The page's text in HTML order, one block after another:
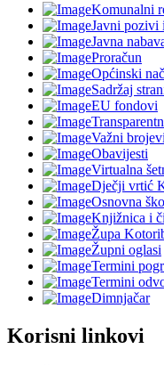
Komunalni
Javni pozivi
Javna
Proračun
Općinski
Sadržaj
EU fondovi
Važni brojevi
Obavijesti
Virtualna
Dječji vrtić
Osnovna
Knjižnica i
Župa
Župni oglasi
Termini
Termini
Dimnjačar
Korisni linkovi